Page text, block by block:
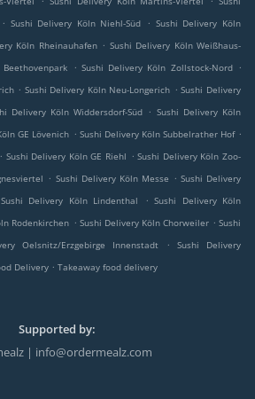
. Sushi Delivery Köln Niehl-Süd . Sushi Delivery Köln
Köln Rheinauhafen . Sushi Delivery Köln Weißhaus-
. Sushi Delivery Köln Zollstock-Nord .
. Sushi Delivery Köln Neu-Longerich . Sushi Delivery
Delivery Köln Widdersdorf-Süd . Sushi Delivery Köln
GE Lövenich . Sushi Delivery Köln Subbelrather Hof .
. Sushi Delivery Köln GE Riehl . Sushi Delivery Köln Zoo-
. Sushi Delivery Köln Messe . Sushi Delivery
Sushi Delivery Köln Lindenthal . Sushi Delivery Köln
Rodenkirchen . Sushi Delivery Köln Chorweiler . Sushi
Oelsnitz/Erzgebirge Innenstadt .
Sushi Delivery
Delivery . Takeaway food delivery
Supported by:
| info@ordermealz.com